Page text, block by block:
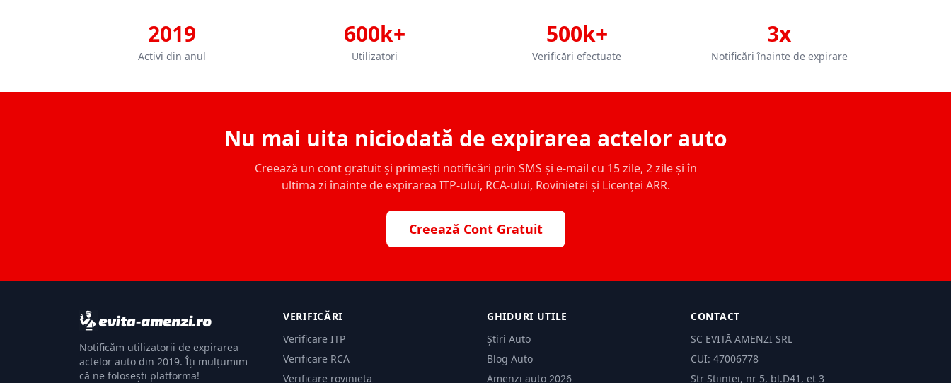
2019
Activi din anul
600k+
Utilizatori
500k+
Verificări efectuate
3x
Notificări înainte de expirare
Nu mai uita niciodată de expirarea actelor auto
Creează un cont gratuit și primești notificări prin SMS și e-mail cu 15 zile, 2 zile și în
ultima zi înainte de expirarea ITP-ului, RCA-ului, Rovinietei și Licenței ARR.
Creează Cont Gratuit
Notificăm utilizatorii de expirarea
actelor auto din 2019. Îți mulțumim
că ne folosești platforma!
VERIFICĂRI
Verificare ITP
Verificare RCA
Verificare rovinieta
GHIDURI UTILE
Știri Auto
Blog Auto
Amenzi auto 2026
CONTACT
SC EVITĂ AMENZI SRL
CUI: 47006778
Str Științei, nr 5, bl.D41, et 3